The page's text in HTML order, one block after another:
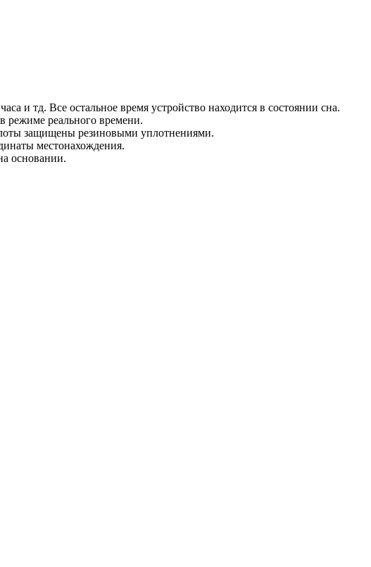
и тд. Все остальное время устройство находится в состоянии сна.
режиме реального времени.
защищены резиновыми уплотнениями.
местонахождения.
основании.